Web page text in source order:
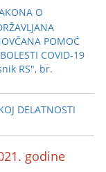
O
POMOĆ
COVID-19
RS", br.
DELATNOSTI
godine